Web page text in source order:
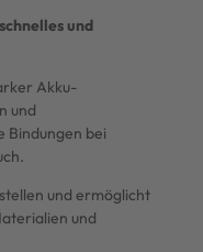
und
Akku-
und
Bindungen bei
und ermöglicht
und